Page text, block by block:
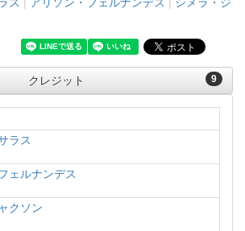
9
クレジット
ラス
ェルナンデス
クソン